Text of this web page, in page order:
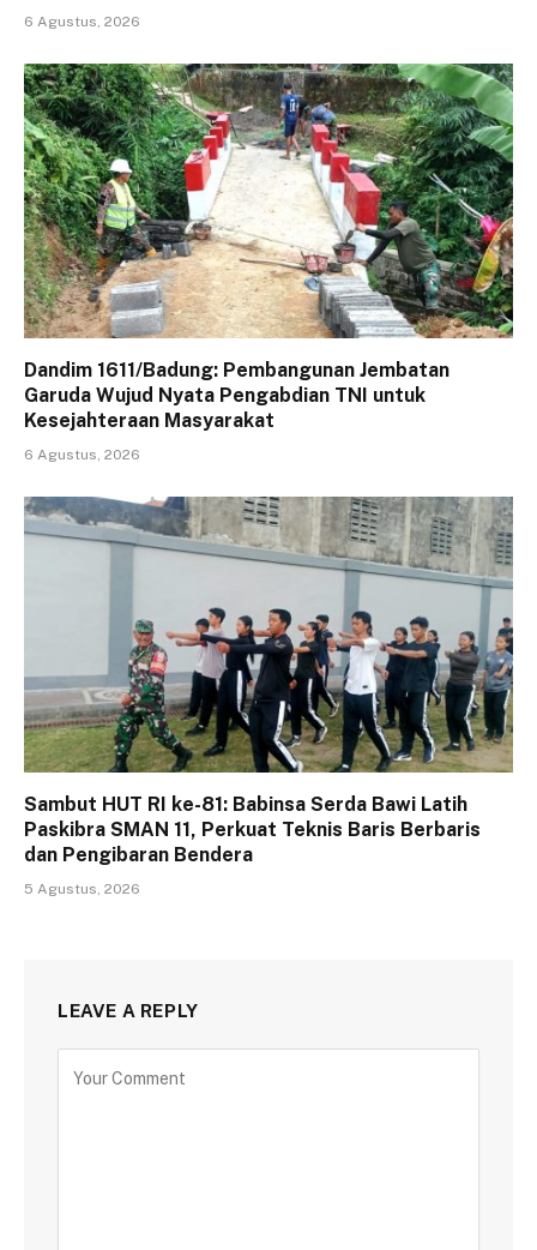
6 Agustus, 2026
Dandim 1611/Badung: Pembangunan Jembatan
Garuda Wujud Nyata Pengabdian TNI untuk
Kesejahteraan Masyarakat
6 Agustus, 2026
Sambut HUT RI ke-81: Babinsa Serda Bawi Latih
Paskibra SMAN 11, Perkuat Teknis Baris Berbaris
dan Pengibaran Bendera
5 Agustus, 2026
LEAVE A REPLY